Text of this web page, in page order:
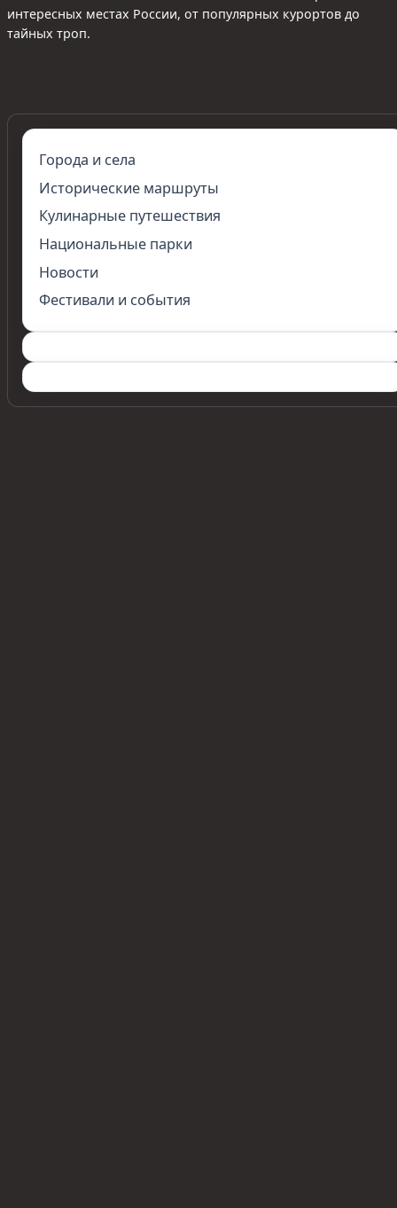
интересных местах России, от популярных курортов до
тайных троп.
Города и села
Исторические маршруты
Кулинарные путешествия
Национальные парки
Новости
Фестивали и события